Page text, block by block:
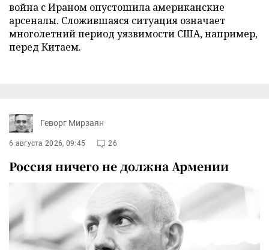
война с Ираном опустошила американские
арсеналы. Сложившаяся ситуация означает
многолетний период уязвимости США, например,
перед Китаем.
Геворг Мирзаян
6 августа 2026, 09:45 26
Россия ничего не должна Армении